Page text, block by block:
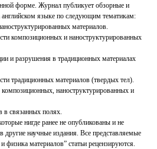
форме. Журнал публикует обзорные и
английском языке по следующим тематикам:
материалов.
композиционных и наноструктурированных
и разрушения в традиционных материалах
традиционных материалов (твердых тел).
наноструктурированных и
в связанных полях.
нигде ранее не опубликованы и не
другие научные издания. Все представляемые
материалов” статьи рецензируются.